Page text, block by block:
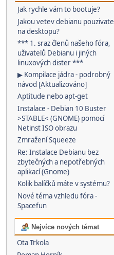
Jak rychle vám to bootuje?
Jakou vetev debianu pouzivate
na desktopu?
*** 1. sraz členů našeho fóra,
uživatelů Debianu i jiných
linuxových dister ***
▶ Kompilace jádra - podrobný
návod [Aktualizováno]
Aptitude nebo apt-get
Instalace - Debian 10 Buster
>STABLE< (GNOME) pomocí
Netinst ISO obrazu
Zmražení Squeeze
Re: Instalace Debianu bez
zbytečných a nepotřebných
aplikací (Gnome)
Kolik balíčků máte v systému?
Nové téma vzhledu fóra -
Spacefun
Nejvíce nových témat
Ota Trkola